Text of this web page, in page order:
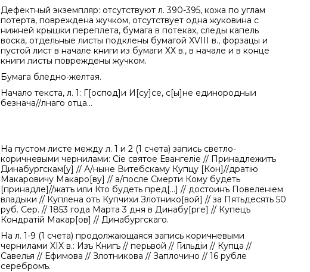
Дефектный экземпляр: отсутствуют л. 390-395, кожа по углам
потерта, повреждена жучком, отсутствует одна жуковина с
нижней крышки переплета, бумага в потеках, следы капель
воска, отдельные листы подклены бумагой XVIII в., форзацы и
пустой лист в начале книги из бумаги ХХ в., в начале и в конце
книги листы повреждены жучком.
Бумага бледно-желтая.
Начало текста, л. 1: Г[оспод]и И[су]се, с[ы]не единородныи
безнача//лнаго отца...
На пустом листе между л. 1 и 2 (1 счета) запись светло-
коричневыми чернилами: Сіе святое Евангеліе // Принадлежитъ
Динабургскам[у] // А/ныне Витебскаму Купцу [Кон]//дратію
Макаровичу Макаро[ву] // а/после Смерти Кому будеть
[принадле]//жатъ или Кто будеть пред[...] // достоинъ Повеленіем
владыки // Куплена отъ Купчихи Злотнико[вой] // за Пятьдесять 50
руб. Сер. // 1853 года Марта 3 дня в Динабу[рге] // Купецъ
Кондратій Макар[ов] // Динабургскаго.
На л. 1-9 (1 счета) продолжающаяся запись коричневыми
чернилами XIX в.: Изъ Книгъ // перьвой // Гильдіи // Купца //
Савелья // Ефимова // Злотникова // Заплочино // 16 рубле
серебромъ.